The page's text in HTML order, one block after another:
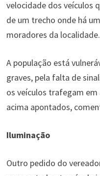
velocidade dos veículos
de um trecho onde há
moradores da localidade.
A população está
graves, pela falta de
os veículos trafegam
acima apontados,
Iluminação
Outro pedido do